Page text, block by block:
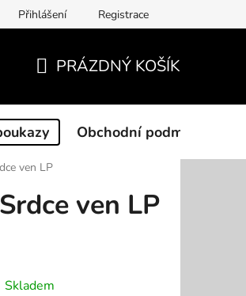
Přihlášení Registrace
KOŠÍK
PRÁZDNÝ KOŠÍK
Obchodní podmínky
ven LP
ven LP
Skladem